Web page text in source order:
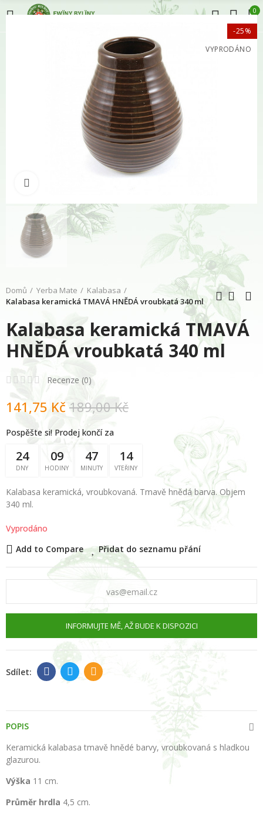
0
-25%
VYPRODÁNO
Domů Yerba Mate
Kalabasa
Kalabasa keramická TMAVÁ HNĚDÁ vroubkatá 340 ml
Kalabasa keramická TMAVÁ
HNĚDÁ vroubkatá 340 ml
Recenze (0)
141,75 Kč 189,00 Kč
Pospěšte si! Prodej končí za
24
DNY
09
HODINY
47
MINUTY
13
VTEŘINY
Kalabasa keramická, vroubkovaná. Tmavě hnědá barva. Objem
340 ml.
Vyprodáno
Add to Compare
Přidat do seznamu přání
INFORMUJTE MĚ, AŽ BUDE K DISPOZICI
POPIS
Keramická kalabasa tmavě hnědé barvy, vroubkovaná s hladkou
glazurou.
Výška 11 cm.
Průměr hrdla 4,5 cm.